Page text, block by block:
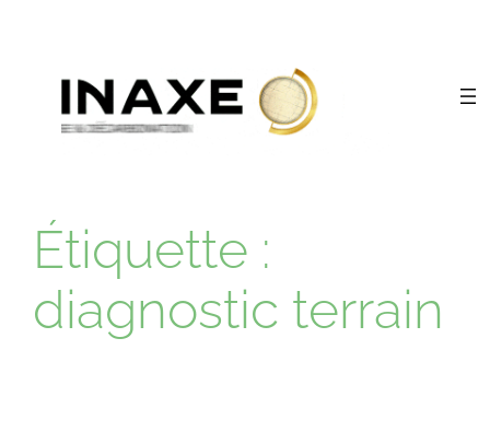
contenu
Étiquette :
diagnostic terrain